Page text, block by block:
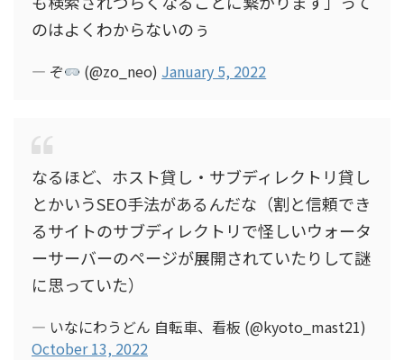
のはよくわからないのぅ
— ぞ (@zo_neo) January 5, 2022
なるほど、ホスト貸し・サブディレクトリ貸し
とかいうSEO手法があるんだな（割と信頼でき
るサイトのサブディレクトリで怪しいウォータ
ーサーバーのページが展開されていたりして謎
に思っていた）
— いなにわうどん 自転車、看板 (@kyoto_mast21)
October 13, 2022